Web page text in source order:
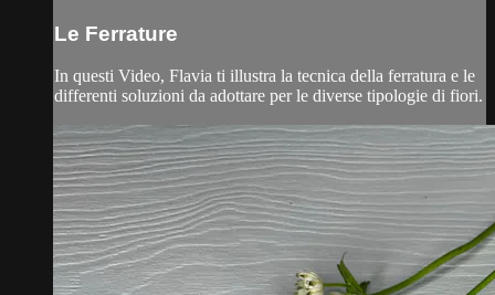
Le Ferrature
In questi Video, Flavia ti illustra la tecnica della ferratura e le
differenti soluzioni da adottare per le diverse tipologie di fiori.